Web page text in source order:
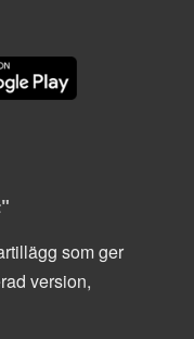
som ger
version,